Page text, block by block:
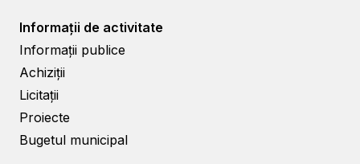
Informații de activitate
Informații publice
Achiziții
Licitații
Proiecte
Bugetul municipal